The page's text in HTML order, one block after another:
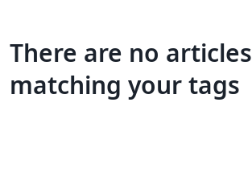
There are no articles
matching your tags